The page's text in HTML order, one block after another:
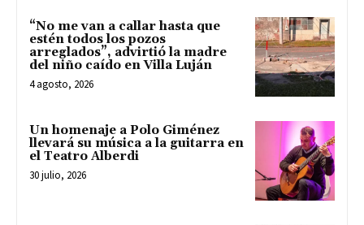
“No me van a callar hasta que
estén todos los pozos
arreglados”, advirtió la madre
del niño caído en Villa Luján
4 agosto, 2026
Un homenaje a Polo Giménez
llevará su música a la guitarra en
el Teatro Alberdi
30 julio, 2026